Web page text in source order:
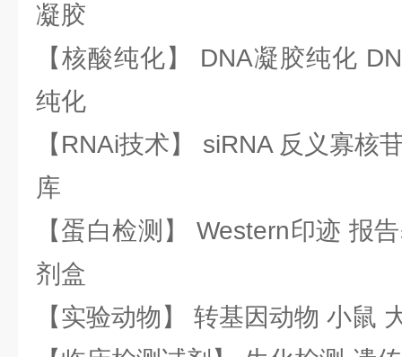
凝胶
【核酸纯化】 DNA凝胶纯化
纯化
【RNAi技术】 siRNA 反义寡核
库
【蛋白检测】 Western印迹 报
剂盒
【实验动物】 转基因动物 小鼠